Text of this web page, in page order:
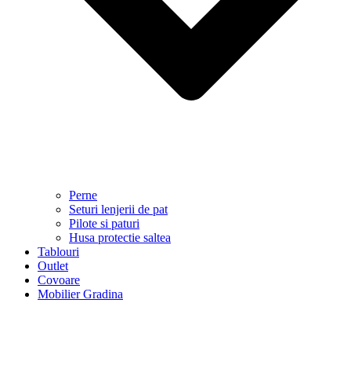
Perne
Seturi lenjerii de pat
Pilote si paturi
Husa protectie saltea
Tablouri
Outlet
Covoare
Mobilier Gradina